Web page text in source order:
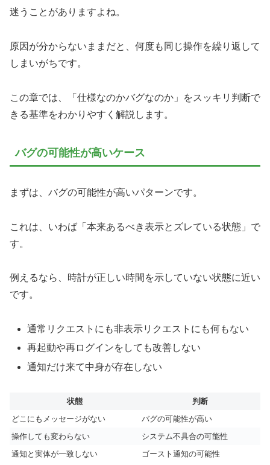
迷うことがありますよね。
原因が分からないままだと、何度も同じ操作を繰り返して
しまいがちです。
この章では、「仕様なのかバグなのか」をスッキリ判断で
きる基準をわかりやすく解説します。
バグの可能性が高いケース
まずは、バグの可能性が高いパターンです。
これは、いわば「本来あるべき表示とズレている状態」で
す。
例えるなら、時計が正しい時間を示していない状態に近い
です。
通常リクエストにも非表示リクエストにも何もない
再起動や再ログインをしても改善しない
通知だけ来て中身が存在しない
状態
判断
どこにもメッセージがない
バグの可能性が高い
操作しても変わらない
システム不具合の可能性
通知と実体が一致しない
ゴースト通知の可能性